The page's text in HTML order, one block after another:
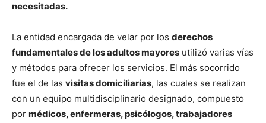
necesitadas.
La entidad encargada de velar por los derechos
fundamentales de los adultos mayores utilizó varias vías
y métodos para ofrecer los servicios. El más socorrido
fue el de las visitas domiciliarias, las cuales se realizan
con un equipo multidisciplinario designado, compuesto
por médicos, enfermeras, psicólogos, trabajadores